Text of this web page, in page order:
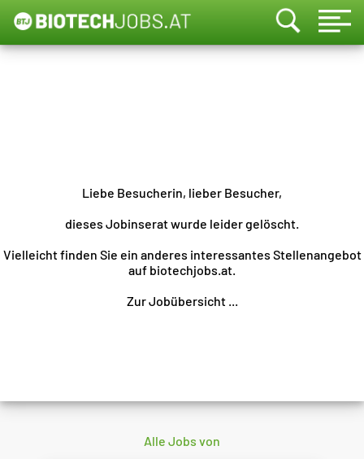
Liebe Besucherin, lieber Besucher,
dieses Jobinserat wurde leider gelöscht.
Vielleicht finden Sie ein anderes interessantes Stellenangebot
auf biotechjobs.at.
Zur Jobübersicht ...
Alle Jobs von